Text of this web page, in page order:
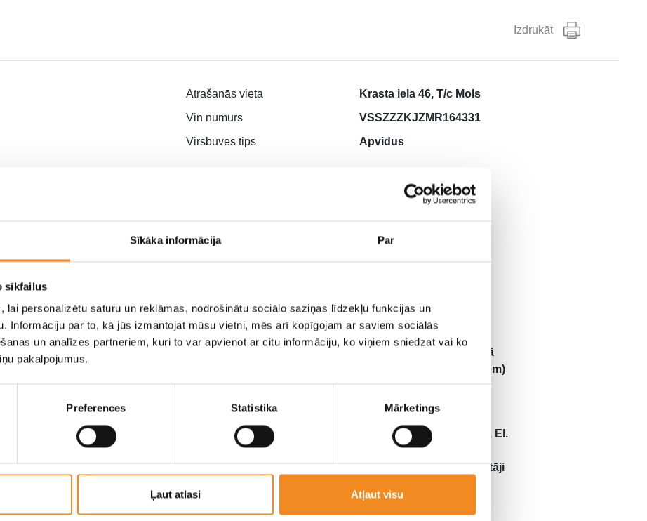
Sīkāka informācija Par
sīkfailus
lai personalizētu saturu un reklāmas, nodrošinātu sociālo saziņas līdzekļu funkcijas un
Informāciju par to, kā jūs izmantojat mūsu vietni, mēs arī kopīgojam ar saviem sociālās
un analīzes partneriem, kuri to var apvienot ar citu informāciju, ko viņiem sniedzat vai ko
pakalpojumus.
Preferences Statistika Mārketings
Ļaut atlasi Atļaut visu
Izdrukāt
Atrašanās vieta
Krasta iela 46, T/c Mols
Vin numurs
VSSZZZKJZMR164331
Virsbūves tips Apvidus
atslēga,
Imobilaizers,
ASR , EBD,
Gaismas
LED, LED bremžugunis,
Papild. bremžu signāls,
Miglas lukturi, Automāt.
tuvās gaismas , Priekšējā
loga apsilde (logu tīrītājiem)
stiprinājumi
stūre
El. regulējami, Apsildāmi, El.
nolokāmi , Spoguļos
iebūvēti pagrieziena rādītāji
TV, LCD,